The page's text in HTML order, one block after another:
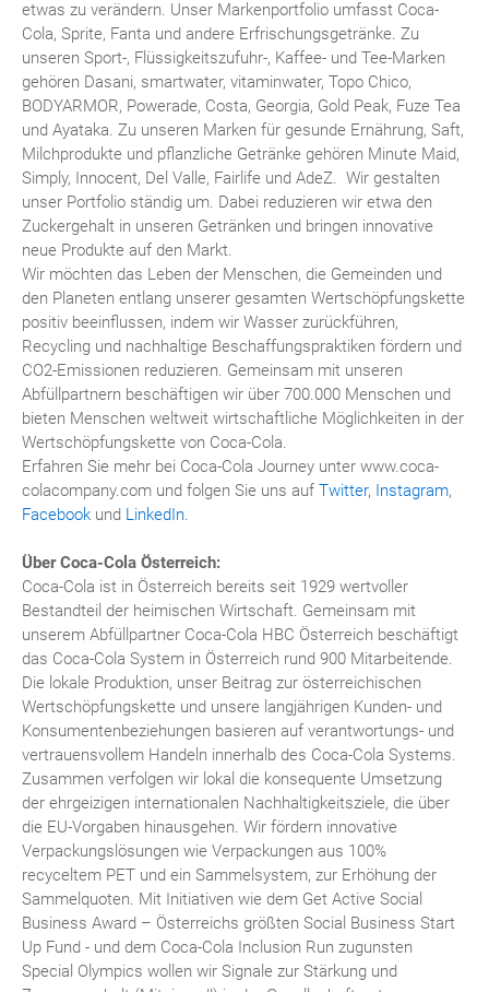
etwas zu verändern. Unser Markenportfolio umfasst Coca-
Cola, Sprite, Fanta und andere Erfrischungsgetränke. Zu
unseren Sport-, Flüssigkeitszufuhr-, Kaffee- und Tee-Marken
gehören Dasani, smartwater, vitaminwater, Topo Chico,
BODYARMOR, Powerade, Costa, Georgia, Gold Peak, Fuze Tea
und Ayataka. Zu unseren Marken für gesunde Ernährung, Saft,
Milchprodukte und pflanzliche Getränke gehören Minute Maid,
Simply, Innocent, Del Valle, Fairlife und AdeZ. Wir gestalten
unser Portfolio ständig um. Dabei reduzieren wir etwa den
Zuckergehalt in unseren Getränken und bringen innovative
neue Produkte auf den Markt.
Wir möchten das Leben der Menschen, die Gemeinden und
den Planeten entlang unserer gesamten Wertschöpfungskette
positiv beeinflussen, indem wir Wasser zurückführen,
Recycling und nachhaltige Beschaffungspraktiken fördern und
CO2-Emissionen reduzieren. Gemeinsam mit unseren
Abfüllpartnern beschäftigen wir über 700.000 Menschen und
bieten Menschen weltweit wirtschaftliche Möglichkeiten in der
Wertschöpfungskette von Coca-Cola.
Erfahren Sie mehr bei Coca-Cola Journey unter www.coca-
colacompany.com und folgen Sie uns auf Twitter, Instagram,
Facebook und LinkedIn.
Über Coca-Cola Österreich:
Coca-Cola ist in Österreich bereits seit 1929 wertvoller
Bestandteil der heimischen Wirtschaft. Gemeinsam mit
unserem Abfüllpartner Coca-Cola HBC Österreich beschäftigt
das Coca-Cola System in Österreich rund 900 Mitarbeitende.
Die lokale Produktion, unser Beitrag zur österreichischen
Wertschöpfungskette und unsere langjährigen Kunden- und
Konsumentenbeziehungen basieren auf verantwortungs- und
vertrauensvollem Handeln innerhalb des Coca-Cola Systems.
Zusammen verfolgen wir lokal die konsequente Umsetzung
der ehrgeizigen internationalen Nachhaltigkeitsziele, die über
die EU-Vorgaben hinausgehen. Wir fördern innovative
Verpackungslösungen wie Verpackungen aus 100%
recyceltem PET und ein Sammelsystem, zur Erhöhung der
Sammelquoten. Mit Initiativen wie dem Get Active Social
Business Award – Österreichs größten Social Business Start
Up Fund - und dem Coca-Cola Inclusion Run zugunsten
Special Olympics wollen wir Signale zur Stärkung und